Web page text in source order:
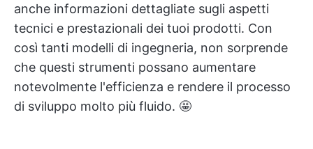
anche informazioni dettagliate sugli aspetti
tecnici e prestazionali dei tuoi prodotti. Con
così tanti modelli di ingegneria, non sorprende
che questi strumenti possano aumentare
notevolmente l'efficienza e rendere il processo
di sviluppo molto più fluido. 🤩